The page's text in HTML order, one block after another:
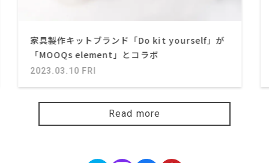
家具製作キットブランド「Do kit yourself」が
「MOOQs element」とコラボ
2023.03.10 FRI
Read more